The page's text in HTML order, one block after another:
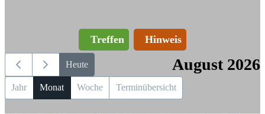
Treffen Hinweis
Heute August 2026
Jahr Monat Woche Terminübersicht